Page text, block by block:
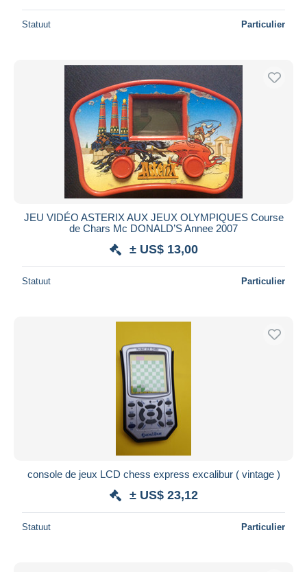
Statuut Particulier
JEU VIDÉO ASTERIX AUX JEUX OLYMPIQUES Course
de Chars Mc DONALD’S Annee 2007
± US$ 13,00
Statuut Particulier
console de jeux LCD chess express excalibur ( vintage )
± US$ 23,12
Statuut Particulier